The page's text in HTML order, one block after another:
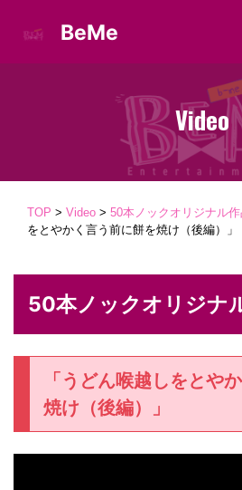
BeMe
Video
TOP > Video > 50本ノックオリジナル
をとやかく言う前に餅を焼け（後編）」
50本ノックオリジナ
「うどん喉越しをとや
焼け（後編）」